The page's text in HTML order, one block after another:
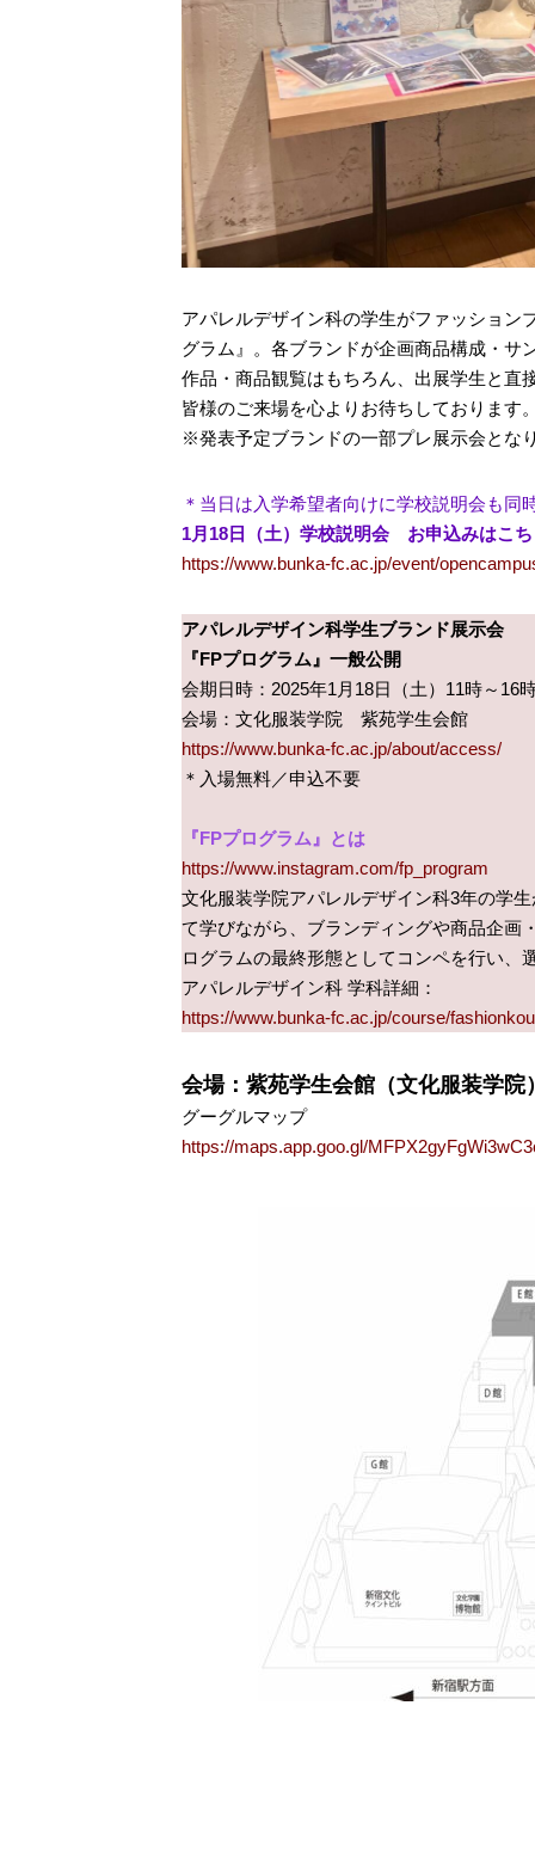
アパレルデザイン科の学生がファッション
グラム』。各ブランドが企画商品構成・サ
作品・商品観覧はもちろん、出展学生と直
皆様のご来場を心よりお待ちしております
※発表予定ブランドの一部プレ展示会とな
＊当日は入学希望者向けに学校説明会も同
1月18日（土）学校説明会 お申込みはこ
https://www.bunka-fc.ac.jp/event/
アパレルデザイン科学生ブランド展示会
『FPプログラム』一般公開
会期日時：2025年1月18日（土）11時～16
会場：文化服装学院 紫苑学生会館
https://www.bunka-fc.ac.jp/about/access/
＊入場無料／申込不要
『FPプログラム』とは
https://www.instagram.com/fp_program
文化服装学院アパレルデザイン科3年の学
て学びながら、ブランディングや商品企画
ログラムの最終形態としてコンペを行い、
アパレルデザイン科 学科詳細：
https://www.bunka-fc.ac.jp/course/
会場：紫苑学生会館（文化服装学院
グーグルマップ
https://maps.app.goo.gl/